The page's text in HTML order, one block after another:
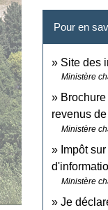
Pour en
Site des
Ministère
revenus
Ministère
Impôt
Ministère
Je